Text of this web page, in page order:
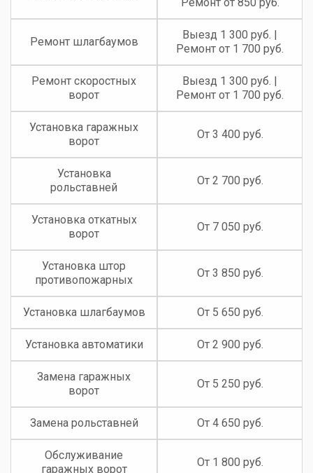
Ремонт шлагбаумов
Выезд 1 300 руб. |
Ремонт от 1 700 руб.
Ремонт скоростных
ворот
Выезд 1 300 руб. |
Ремонт от 1 700 руб.
Установка гаражных
ворот
От 3 400 руб.
Установка
рольставней
От 2 700 руб.
Установка откатных
ворот
От 7 050 руб.
Установка штор
противопожарных
От 3 850 руб.
Установка шлагбаумов От 5 650 руб.
Установка автоматики От 2 900 руб.
Замена гаражных
ворот
От 5 250 руб.
Замена рольставней От 4 650 руб.
Обслуживание
гаражных ворот
От 1 800 руб.